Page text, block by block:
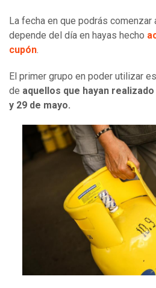
La fecha en que podrás comenzar
depende del día en hayas hecho
cupón.
El primer grupo en poder utilizar
de aquellos que hayan
y 29 de mayo.